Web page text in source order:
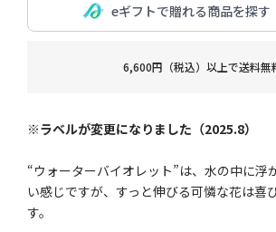
eギフトで贈れる商品を探す
6,600円（税込）以上で送料無
※ラベルが変更になりました（2025.8）
“ウォーターバイオレット”は、水の中に浮
い感じですが、すっと伸びる可憐な花は喜
す。